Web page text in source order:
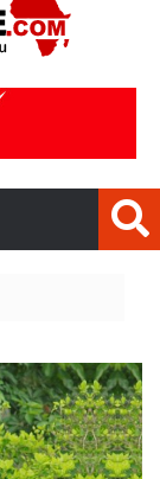
Bénin :
Aliko